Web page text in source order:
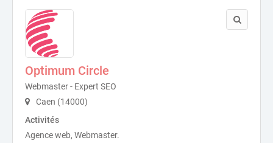
Optimum Circle
Webmaster - Expert SEO
Caen (14000)
Activités
Agence web, Webmaster.